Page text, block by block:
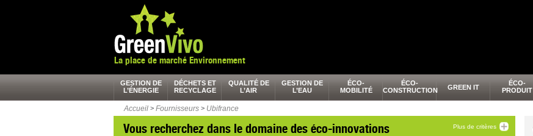
La place de marché Environnement
GESTION DE
L’ÉNERGIE
DÉCHETS ET
RECYCLAGE
QUALITÉ DE
L’AIR
GESTION DE
L’EAU
ÉCO-
MOBILITÉ
ÉCO-
CONSTRUCTION
GREEN IT
ÉCO-
PRODUIT
Accueil > Fournisseurs > Ubifrance
Vous recherchez dans le domaine des éco-innovations Plus de critères